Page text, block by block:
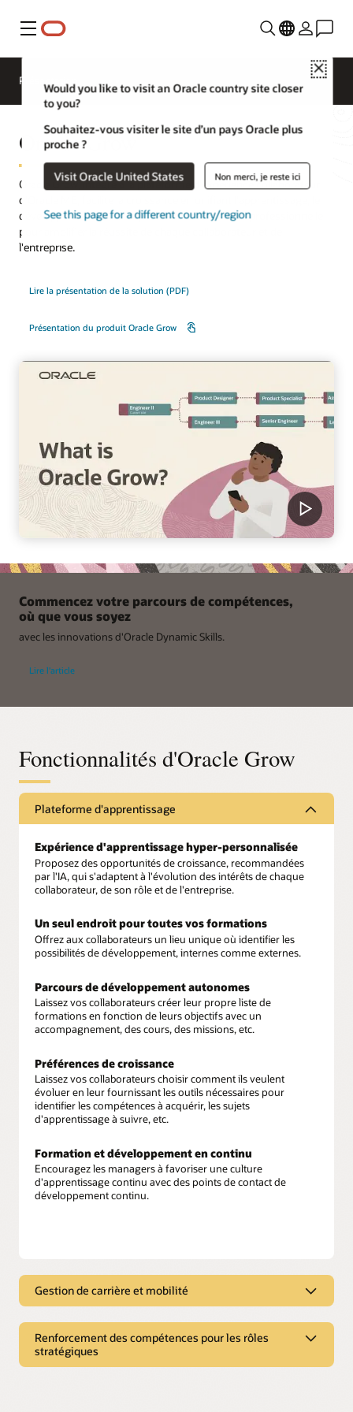
Menu
Close
Would you like to visit an Oracle country site closer
to you?
Souhaitez-vous visiter le site d’un pays Oracle plus
proche ?
Visit Oracle United States Non merci, je reste ici
See this page for a different country/region
Présentation
Oracle Grow
Oracle Grow, intégré à la plateforme d'expérience collaborateur
d'Oracle ME, facilite la croissance en unifiant l'apprentissage, le
développement des compétences et la mobilité professionnelle
pour amplifier la réussite de chaque collaborateur et de
l'entreprise.
Lire la présentation de la solution (PDF)
Présentation du produit Oracle Grow
Commencez votre parcours de compétences,
où que vous soyez
avec les innovations d'Oracle Dynamic Skills.
Lire l'article
Fonctionnalités d'Oracle Grow
Plateforme d'apprentissage
Expérience d'apprentissage hyper-personnalisée
Proposez des opportunités de croissance, recommandées
par l'IA, qui s'adaptent à l'évolution des intérêts de chaque
collaborateur, de son rôle et de l'entreprise.
Un seul endroit pour toutes vos formations
Offrez aux collaborateurs un lieu unique où identifier les
possibilités de développement, internes comme externes.
Parcours de développement autonomes
Laissez vos collaborateurs créer leur propre liste de
formations en fonction de leurs objectifs avec un
accompagnement, des cours, des missions, etc.
Préférences de croissance
Laissez vos collaborateurs choisir comment ils veulent
évoluer en leur fournissant les outils nécessaires pour
identifier les compétences à acquérir, les sujets
d'apprentissage à suivre, etc.
Formation et développement en continu
Encouragez les managers à favoriser une culture
d'apprentissage continu avec des points de contact de
développement continu.
Gestion de carrière et mobilité
visualisant leurs progrès en matière de carrière et de
développement et en leur envoyant des rappels pour qu'ils
n'abandonnent pas.
Renforcement des compétences pour les rôles
stratégiques